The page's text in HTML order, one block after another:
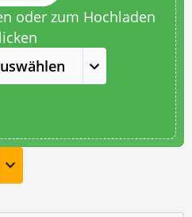
oder zum Hochladen